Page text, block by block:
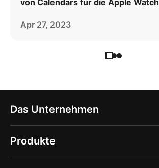
von Calendars für die Apple Watch
Apr 27, 2023
Das Unternehmen
Blog
Über uns
Produkte